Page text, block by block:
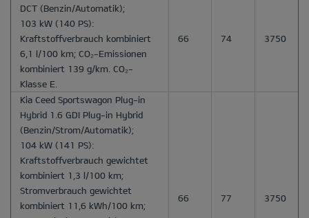
DCT (Benzin/Automatik);
103 kW (140 PS):
Kraftstoffverbrauch kombiniert
6,1 l/100 km; CO₂-Emissionen
kombiniert 139 g/km. CO₂-
Klasse E.
66 74 3750
Kia Ceed Sportswagon Plug-in
Hybrid 1.6 GDI Plug-in Hybrid
(Benzin/Strom/Automatik);
104 kW (141 PS):
Kraftstoffverbrauch gewichtet
kombiniert 1,3 l/100 km;
Stromverbrauch gewichtet
kombiniert 11,6 kWh/100 km;
66 77 3750